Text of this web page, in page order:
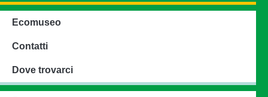
Ecomuseo
Contatti
Dove trovarci